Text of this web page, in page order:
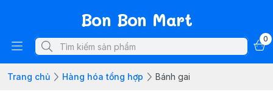
Bon Bon Mart
0
Trang chủ Hàng hóa tổng hợp Bánh gai